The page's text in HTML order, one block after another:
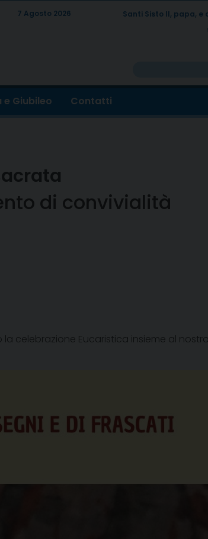
7 Agosto 2026
Santi Sisto II, papa,
Giubileo Contatti
di convivialità
celebrazione Eucaristica insieme al